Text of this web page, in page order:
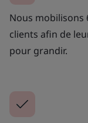
Nous mobilisons
clients afin de
pour grandir.